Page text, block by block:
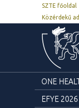
SZTE főoldal
Közérdekű
ONE
EFYE 2026